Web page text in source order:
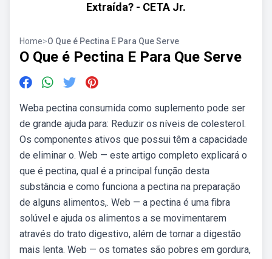
Extraída? - CETA Jr.
Home>O Que é Pectina E Para Que Serve
O Que é Pectina E Para Que Serve
Weba pectina consumida como suplemento pode ser
de grande ajuda para: Reduzir os níveis de colesterol.
Os componentes ativos que possui têm a capacidade
de eliminar o. Web — este artigo completo explicará o
que é pectina, qual é a principal função desta
substância e como funciona a pectina na preparação
de alguns alimentos,. Web — a pectina é uma fibra
solúvel e ajuda os alimentos a se movimentarem
através do trato digestivo, além de tornar a digestão
mais lenta. Web — os tomates são pobres em gordura,